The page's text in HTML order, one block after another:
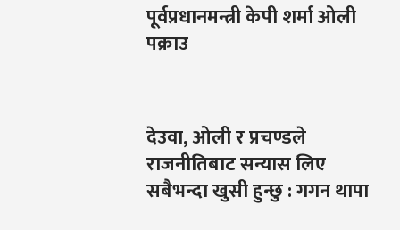
पूर्वप्रधानमन्त्री केपी शर्मा ओली
पक्राउ
देउवा, ओली र प्रचण्डले
राजनीतिबाट सन्यास लिए
सबैभन्दा खुसी हुन्छु : गगन थापा